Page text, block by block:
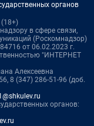
органов
в сфере связи,
(Роскомнадзор)
от 06.02.2023 г.
"ИНТЕРНЕТ
Алексеевна
8 (347) 286-51-96 (доб.
органов: